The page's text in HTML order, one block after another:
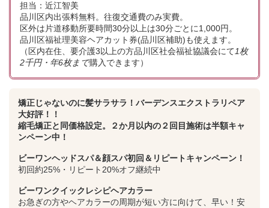
担当：近江智美
品川区内出張料無料。往復交通費のみ実費。
区外は片道移動所要時間30分以上は30分ごとに1,000円。
品川区福祉理美容ヘアカット券(品川区補助)も使えます。
（区内在住、要介護3以上の方品川区社会福祉協議会にて1枚
2千円・年6枚まで購入できます）
矯正じゃないのに髪サラサラ！バーデンスエクストラリペア
大好評！！
縮毛矯正と同価格設定。２か月以内の２回目施術は半額キャ
ンペーン中！
ビーワンヘッドスパ＆顔スパ初回＆リピートキャンペーン！
初回約25%・リピート20%オフ継続中
ビーワンクイックレシピヘアカラー
お急ぎの方やヘアカラーの周期が短い方に向けて、早い！安